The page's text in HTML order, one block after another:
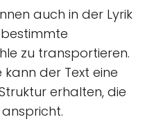
auch in der Lyrik
zu transportieren.
der Text eine
erhalten, die